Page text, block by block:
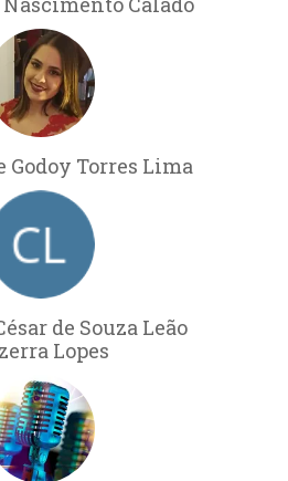
Godoy Torres Lima
de Souza Leão
Lopes